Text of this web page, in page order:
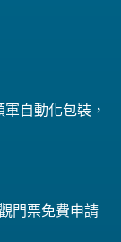
自動化包裝，
門票免費申請